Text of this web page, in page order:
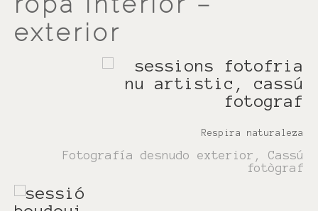
exterior
Respira naturaleza
Fotografía desnudo exterior, Cassú
fotògraf